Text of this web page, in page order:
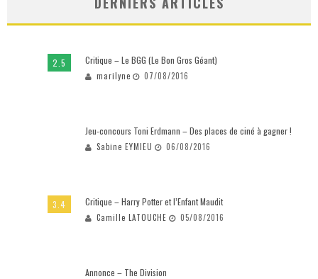
2.5 Critique – Le BGG (Le Bon Gros Géant)
marilyne 07/08/2016
Jeu-concours Toni Erdmann – Des places de ciné à gagner !
Sabine EYMIEU 06/08/2016
3.4 Critique – Harry Potter et l’Enfant Maudit
Camille LATOUCHE 05/08/2016
Annonce – The Division